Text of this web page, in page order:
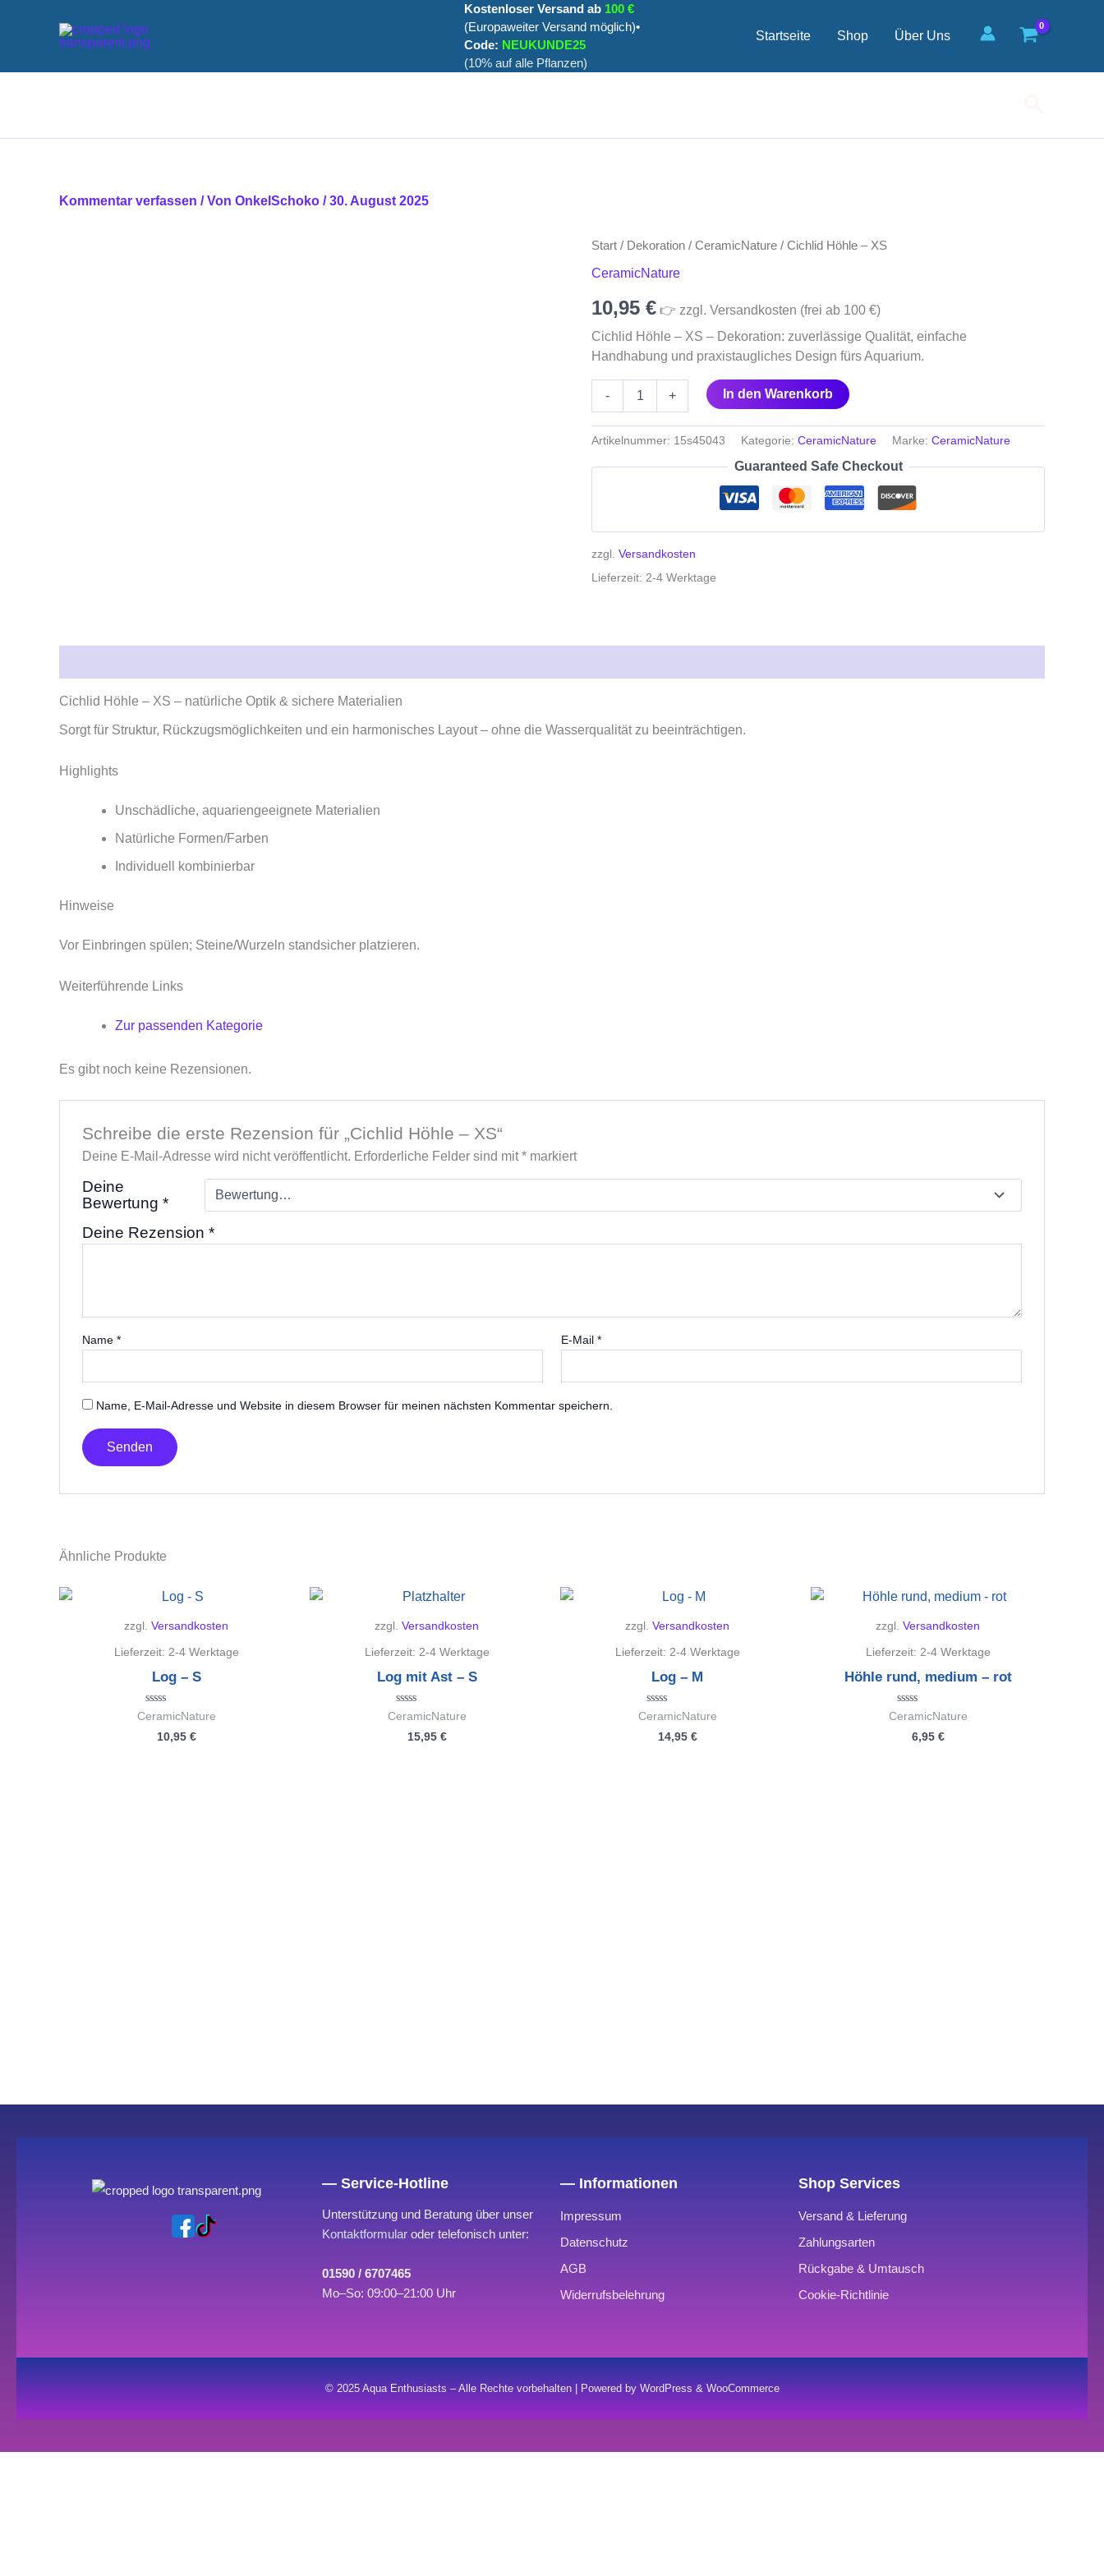
Kostenloser Versand ab 100 €
(Europaweiter Versand möglich)•
Code: NEUKUNDE25
(10% auf alle Pflanzen)
Startseite Shop Über Uns
Kommentar verfassen / Von OnkelSchoko /30. August 2025
Start / Dekoration / CeramicNature / Cichlid Höhle – XS
CeramicNature
10,95 € 👉 zzgl. Versandkosten (frei ab 100 €)
Cichlid Höhle – XS – Dekoration: zuverlässige Qualität, einfache
Handhabung und praxistaugliches Design fürs Aquarium.
-
Cichlid
-
Menge
+ In den Warenkorb
Artikelnummer: 15s45043 Kategorie: CeramicNature Marke: CeramicNature
Guaranteed Safe Checkout
zzgl. Versandkosten
Lieferzeit: 2-4 Werktage
Cichlid Höhle – XS – natürliche Optik & sichere Materialien
Sorgt für Struktur, Rückzugsmöglichkeiten und ein harmonisches Layout – ohne die Wasserqualität zu beeinträchtigen.
Highlights
Unschädliche, aquariengeeignete Materialien
Natürliche Formen/Farben
Individuell kombinierbar
Hinweise
Vor Einbringen spülen; Steine/Wurzeln standsicher platzieren.
Weiterführende Links
Zur passenden Kategorie
Es gibt noch keine Rezensionen.
Schreibe die erste Rezension für „Cichlid Höhle – XS“
Deine E-Mail-Adresse wird nicht veröffentlicht. Erforderliche Felder sind mit*markiert
Deine
Bewertung *
Deine Rezension *
Name * E-Mail*
Name, E-Mail-Adresse und Website in diesem Browser für meinen nächsten Kommentar speichern.
Ähnliche Produkte
zzgl. Versandkosten
Lieferzeit: 2-4 Werktage
Log – S
Bewertet
CeramicNature
10,95 €
zzgl. Versandkosten
Lieferzeit: 2-4 Werktage
Log mit Ast – S
Bewertet
CeramicNature
15,95 €
zzgl. Versandkosten
Lieferzeit: 2-4 Werktage
Log – M
Bewertet
CeramicNature
14,95 €
zzgl. Versandkosten
Lieferzeit: 2-4 Werktage
Höhle rund, medium – rot
Bewertet
CeramicNature
6,95 €
— Service-Hotline
Unterstützung und Beratung über unser
Kontaktformular oder telefonisch unter:
01590 / 6707465
Mo–So: 09:00–21:00 Uhr
— Informationen
Impressum
Datenschutz
AGB
Widerrufsbelehrung
Shop Services
Versand & Lieferung
Zahlungsarten
Rückgabe & Umtausch
Cookie-Richtlinie
© 2025 Aqua Enthusiasts – Alle Rechte vorbehalten | Powered by WordPress & WooCommerce